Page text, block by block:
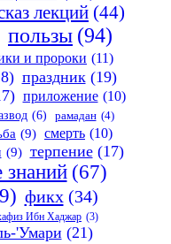
лекций (44)
пользы (94)
и пророки (11)
праздник (19)
приложение (10)
(6) рамадан (4)
(9) смерть (10)
(9) терпение (17)
знаний (67)
фикх (34)
Ибн Хаджар (3)
'Умари (21)